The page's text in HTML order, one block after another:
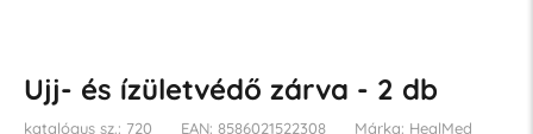
Ujj- és ízületvédő zárva - 2 db
katalógus sz.: 720 EAN: 8586021522308 Márka: HealMed